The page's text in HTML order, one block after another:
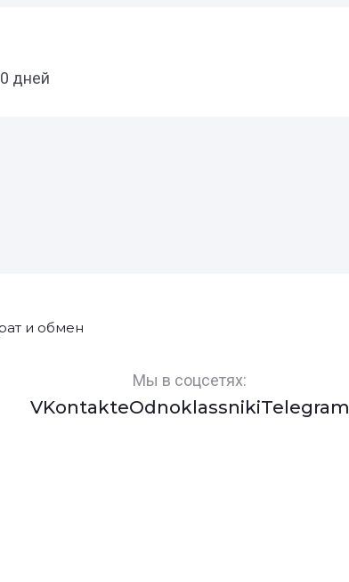
дней
и обмен
Мы в соцсетях:
VKontakteOdnoklassnikiTelegram